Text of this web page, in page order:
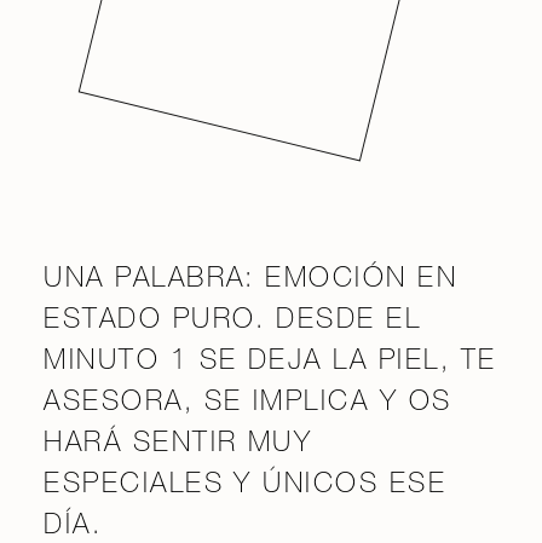
UNA PALABRA: EMOCIÓN EN
ESTADO PURO. DESDE EL
MINUTO 1 SE DEJA LA PIEL, TE
ASESORA, SE IMPLICA Y OS
HARÁ SENTIR MUY
ESPECIALES Y ÚNICOS ESE
DÍA.